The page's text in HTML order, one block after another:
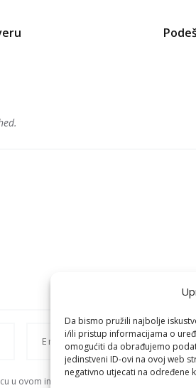
Da bismo pružili najbolje
i/ili pristup informacijama o
omogućiti da obrađujemo
jedinstveni ID-ovi na ovoj web
negativno utjecati na određene
u ovom internet pregledniku za sljedeći put